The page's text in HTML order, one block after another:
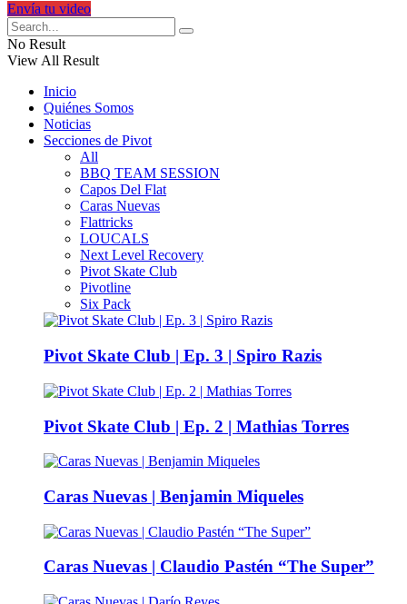
Envía tu video
No Result
View All Result
Inicio
Quiénes Somos
Noticias
Secciones de Pivot
All
BBQ TEAM SESSION
Capos Del Flat
Caras Nuevas
Flattricks
LOUCALS
Next Level Recovery
Pivot Skate Club
Pivotline
Six Pack
Pivot Skate Club | Ep. 3 | Spiro Razis
Pivot Skate Club | Ep. 2 | Mathias Torres
Caras Nuevas | Benjamin Miqueles
Caras Nuevas | Claudio Pastén “The Super”